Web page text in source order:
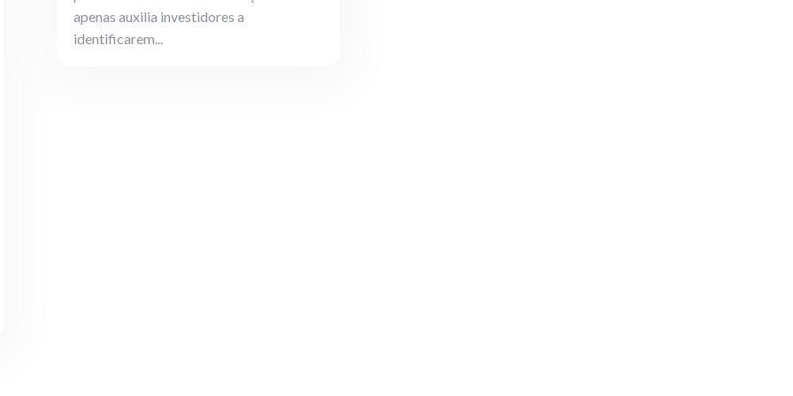
apenas auxilia investidores a
identificarem...